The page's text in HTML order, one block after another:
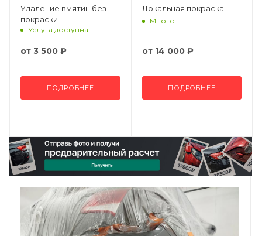
Удаление вмятин без
покраски
Услуга доступна
от 3 500 ₽
ПОДРОБНЕЕ
Локальная покраска
Много
от 14 000 ₽
ПОДРОБНЕЕ